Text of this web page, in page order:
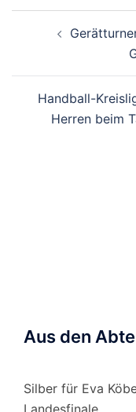
Handball-
Herren beim
Aus den
Silber für Eva